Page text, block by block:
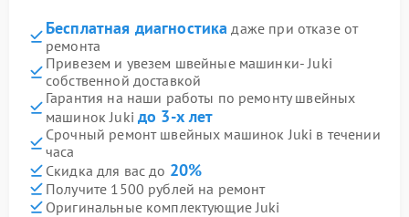
Бесплатная диагностика даже при отказе от
ремонта
Привезем и увезем швейные машинки- Juki
собственной доставкой
Гарантия на наши работы по ремонту швейных
машинок Juki до 3-х лет
Срочный ремонт швейных машинок Juki в течении
часа
Скидка для вас до 20%
Получите 1500 рублей на ремонт
Оригинальные комплектующие Juki